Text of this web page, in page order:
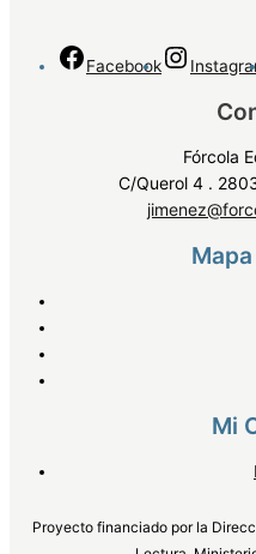
Facebook
Fórcola
C/Querol 4 .
Mi
Proyecto financiado por la